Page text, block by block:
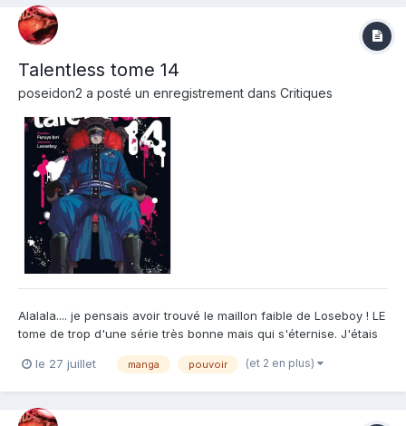
Talentless tome 14
poseidon2 a posté un enregistrement dans Critiques
Alalala.... je pensais avoir trouvé le maillon faible de Loseboy ! LE
tome de trop d'une série très bonne mais qui s'éternise. J'étais
préparation de l'évasion, étaient courus d'avance et
le 27 juillet manga pouvoir (et 2 en plus)